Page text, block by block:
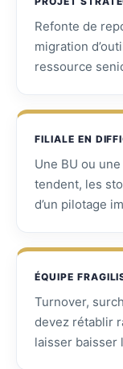
Refonte de
migration
ressource
FILIALE EN
Une BU ou
tendent, les
d’un pilotage
ÉQUIPE
Turnover,
devez rétablir
laisser baisser